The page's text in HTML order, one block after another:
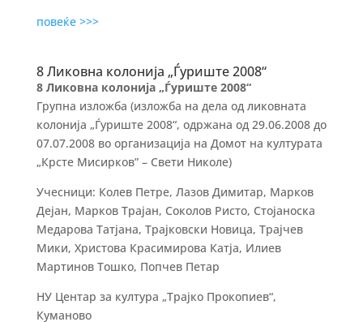
повеќе >>>
8 Ликовна колонија „Ѓуриште 2008“
8 Ликовна колонија „Ѓуриште 2008“
Групна изложба (изложба на дела од ликовната
колонија „Ѓуриште 2008“, одржана од 29.06.2008 до
07.07.2008 во организација на Домот на културата
„Крсте Мисирков” – Свети Николе)
Учесници: Колев Петре, Лазов Димитар, Марков
Дејан, Марков Трајан, Соколов Ристо, Стојаноска
Медарова Татјана, Трајковски Новица, Трајчев
Мики, Христова Красимирова Катја, Илиев
Мартинов Тошко, Попчев Петар
НУ Центар за култура „Трајко Прокопиев“,
Куманово